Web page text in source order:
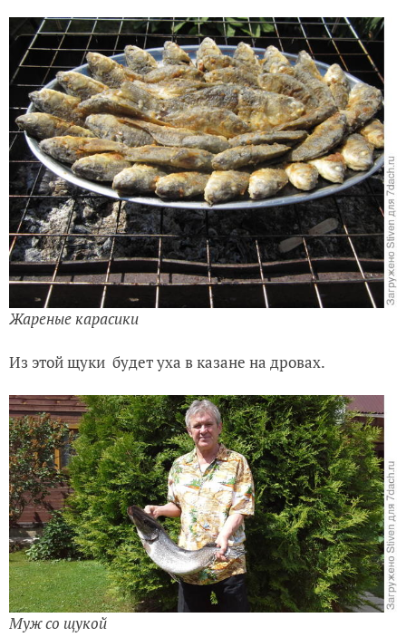
Жареные карасики
Из этой щуки будет уха в казане на дровах.
Муж со щукой